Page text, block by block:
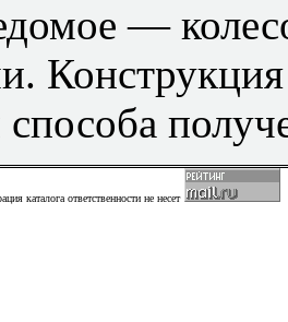
—
Конструкция
каталога ответственности не несет